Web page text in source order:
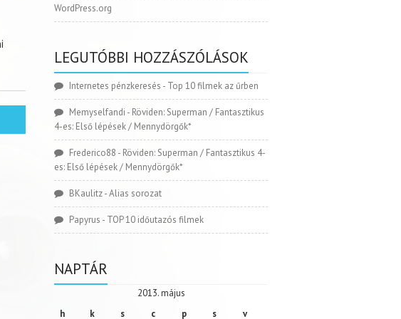
WordPress.org
LEGUTÓBBI HOZZÁSZÓLÁSOK
Internetes pénzkeresés - Top 10 filmek az űrben
Memyselfandi - Röviden: Superman / Fantasztikus
4-es: Első lépések / Mennydörgők*
Frederico88 - Röviden: Superman / Fantasztikus 4-
es: Első lépések / Mennydörgők*
BKaulitz-Alias sorozat
Papyrus - TOP 10 időutazós filmek
NAPTÁR
2013. május
h
k s c p s v